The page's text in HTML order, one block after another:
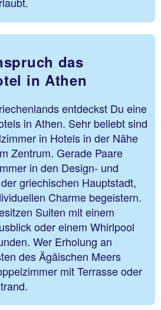
das
in Athen
entdeckst Du eine
in Athen. Sehr beliebt sind
in Hotels in der Nähe
Zentrum. Gerade Paare
in den Design- und
griechischen Hauptstadt,
Charme begeistern.
Suiten mit einem
oder einem Whirlpool
Wer Erholung an
des Ägäischen Meers
mit Terrasse oder